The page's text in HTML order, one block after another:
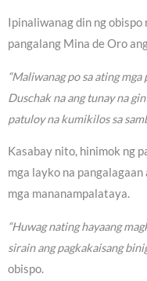
Ipinaliwanag din ng obispo
pangalang Mina de Oro
“Maliwanag po sa ating
Duschak na ang tunay na
patuloy na kumikilos sa
Kasabay nito, hinimok ng
mga layko na
mga mananampalataya.
“Huwag nating hayaang
sirain ang pagkakaisang
obispo.